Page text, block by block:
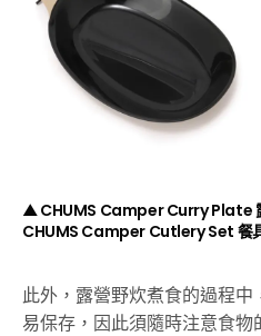
▲ CHUMS Camper Curry Plate
CHUMS Camper Cutlery Set 餐
此外 ， 露營野炊煮食的過程中
易保存， 因此須隨時注意食物